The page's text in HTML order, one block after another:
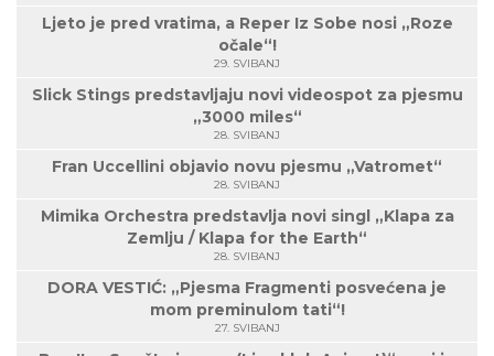
Ljeto je pred vratima, a Reper Iz Sobe nosi „Roze
očale“!
29. SVIBANJ
Slick Stings predstavljaju novi videospot za pjesmu
„3000 miles“
28. SVIBANJ
Fran Uccellini objavio novu pjesmu „Vatromet“
28. SVIBANJ
Mimika Orchestra predstavlja novi singl „Klapa za
Zemlju / Klapa for the Earth“
28. SVIBANJ
DORA VESTIĆ: „Pjesma Fragmenti posvećena je
mom preminulom tati“!
27. SVIBANJ